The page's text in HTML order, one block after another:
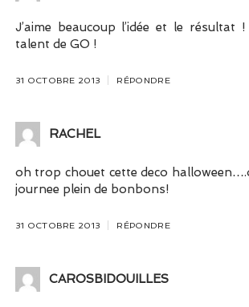
J’aime beaucoup l’idée et le résultat
talent de GO !
31 OCTOBRE 2013 RÉPONDRE
RACHEL
oh trop chouet cette deco
journee plein de bonbons!
31 OCTOBRE 2013 RÉPONDRE
CAROSBIDOUILLES